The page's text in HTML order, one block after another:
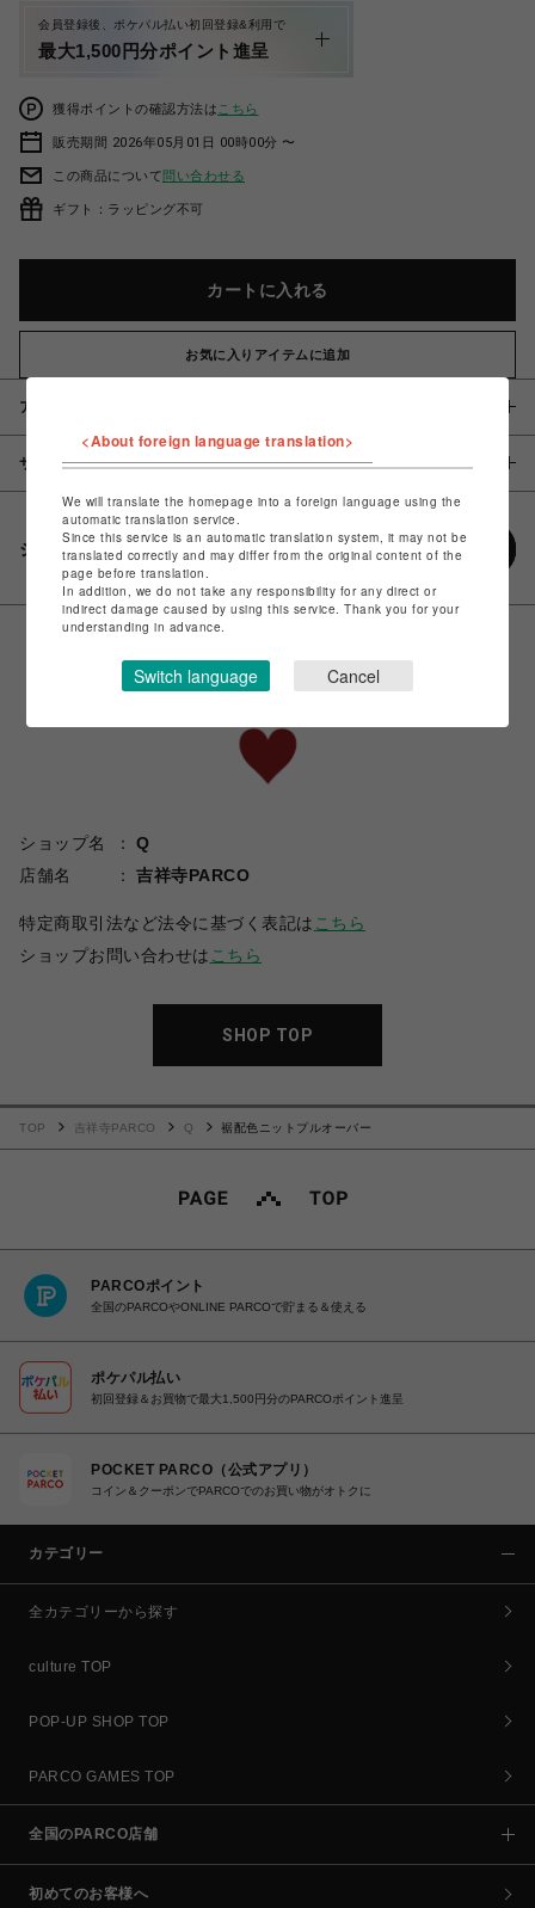
会員登録後、ポケパル払い初回登録&利用で
最大1,500円分ポイント進呈
獲得ポイントの確認方法は こちら
販売期間 2026年05月01日 00時00分 〜
この商品について問い合わせる
ギフト：ラッピング不可
カートに入れる
お気に入りアイテムに追加
アイテム説明 / 素材
サイズ
シェアする
ショップ名
Q
店舗名
吉祥寺PARCO
特定商取引法など法令に基づく表記は こちら
ショップお問い合わせは こちら
SHOP TOP
TOP 吉祥寺PARCO Q 裾配色ニットプルオーバー
PARCOポイント
全国のPARCOやONLINE PARCOで貯まる＆使える
ポケパル払い
初回登録＆お買物で最大1,500円分のPARCOポイント進呈
POCKET PARCO（公式アプリ）
コイン＆クーポンでPARCOでのお買い物がオトクに
カテゴリー
全カテゴリーから探す
culture TOP
POP-UP SHOP TOP
PARCO GAMES TOP
全国のPARCO店舗
初めてのお客様へ
<About foreign language translation>
We will translate the homepage into a foreign language using the
automatic translation service.
Since this service is an automatic translation system, it may not be
translated correctly and may differ from the original content of the
page before translation.
In addition, we do not take any responsibility for any direct or
indirect damage caused by using this service. Thank you for your
understanding in advance.
Switch language Cancel